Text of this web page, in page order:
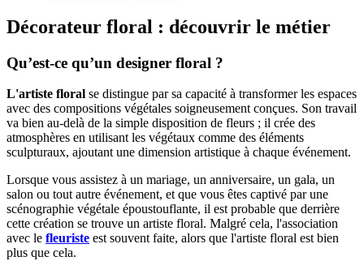
Décorateur floral : découvrir le métier
Qu’est-ce qu’un designer floral ?
L'artiste floral se distingue par sa capacité à transformer les espaces
avec des compositions végétales soigneusement conçues. Son travail
va bien au-delà de la simple disposition de fleurs ; il crée des
atmosphères en utilisant les végétaux comme des éléments
sculpturaux, ajoutant une dimension artistique à chaque événement.
Lorsque vous assistez à un mariage, un anniversaire, un gala, un
salon ou tout autre événement, et que vous êtes captivé par une
scénographie végétale époustouflante, il est probable que derrière
cette création se trouve un artiste floral. Malgré cela, l'association
avec le fleuriste est souvent faite, alors que l'artiste floral est bien
plus que cela.